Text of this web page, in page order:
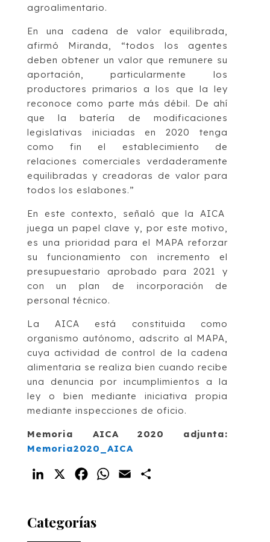
agroalimentario.
En una cadena de valor equilibrada,
afirmó Miranda, “todos los agentes
deben obtener un valor que remunere su
aportación, particularmente los
productores primarios a los que la ley
reconoce como parte más débil. De ahí
que la batería de modificaciones
legislativas iniciadas en 2020 tenga
como fin el establecimiento de
relaciones comerciales verdaderamente
equilibradas y creadoras de valor para
todos los eslabones.”
En este contexto, señaló que la AICA
juega un papel clave y, por este motivo,
es una prioridad para el MAPA reforzar
su funcionamiento con incremento el
presupuestario aprobado para 2021 y
con un plan de incorporación de
personal técnico.
La AICA está constituida como
organismo autónomo, adscrito al MAPA,
cuya actividad de control de la cadena
alimentaria se realiza bien cuando recibe
una denuncia por incumplimientos a la
ley o bien mediante iniciativa propia
mediante inspecciones de oficio.
Memoria AICA 2020 adjunta:
Memoria2020_AICA
LinkedIn FacebookWhatsApp
Email
Categorías